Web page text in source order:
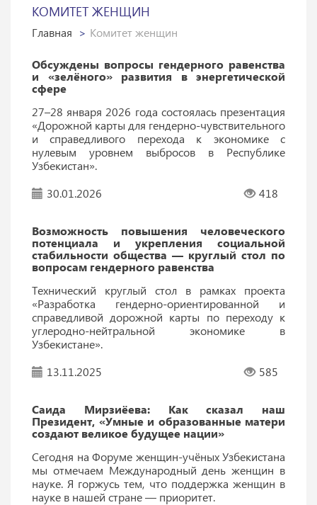
КОМИТЕТ ЖЕНЩИН
Главная Комитет женщин
Обсуждены вопросы гендерного равенства
и «зелёного» развития в энергетической
сфере
27–28 января 2026 года состоялась презентация
«Дорожной карты для гендерно-чувствительного
и справедливого перехода к экономике с
нулевым уровнем выбросов в Республике
Узбекистан».
30.01.2026
418
Возможность повышения человеческого
потенциала и укрепления социальной
стабильности общества — круглый стол по
вопросам гендерного равенства
Технический круглый стол в рамках проекта
«Разработка гендерно-ориентированной и
справедливой дорожной карты по переходу к
углеродно-нейтральной экономике в
Узбекистане».
13.11.2025
585
Саида Мирзиёева: Как сказал наш
Президент, «Умные и образованные матери
создают великое будущее нации»
Сегодня на Форуме женщин-учёных Узбекистана
мы отмечаем Международный день женщин в
науке. Я горжусь тем, что поддержка женщин в
науке в нашей стране — приоритет.